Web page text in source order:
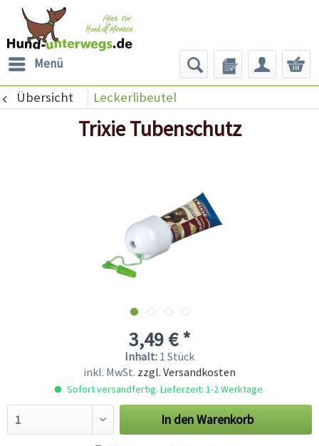
Menü
Übersicht Leckerlibeutel
Trixie Tubenschutz
3,49 € *
Inhalt: 1 Stück
inkl. MwSt. zzgl. Versandkosten
Sofort versandfertig. Lieferzeit: 1-2 Werktage.
In denWarenkorb